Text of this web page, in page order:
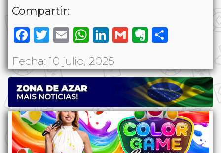
Compartir:
Facebook
Twitter
EmailWhatsApp
LinkedIn
GmailEvernote
Fecha: 10 julio, 2025